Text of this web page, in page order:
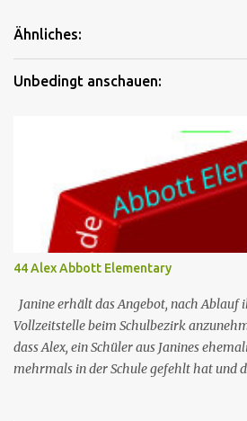
Ähnliches:
Unbedingt anschauen:
44 Alex Abbott Elementary
Janine erhält das Angebot, nach Ablauf
Vollzeitstelle beim Schulbezirk
dass Alex, ein Schüler aus Janines
mehrmals in der Schule gefehlt hat und